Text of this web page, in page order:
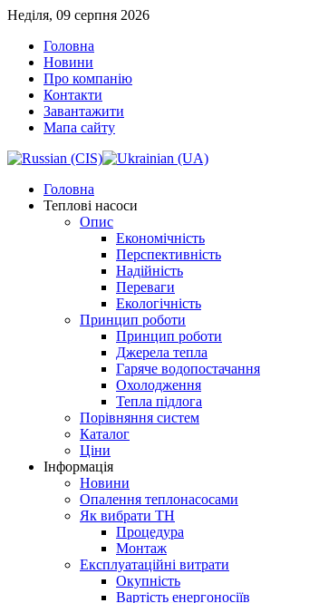
Неділя, 09 серпня 2026
Головна
Новини
Про компанію
Контакти
Завантажити
Мапа сайту
Головна
Теплові насоси
Опис
Економічність
Перспективність
Надійність
Переваги
Екологічність
Принцип роботи
Принцип роботи
Джерела тепла
Гаряче водопостачання
Охолодження
Тепла підлога
Порівняння систем
Каталог
Ціни
Інформація
Новини
Опалення теплонасосами
Як вибрати ТН
Процедура
Монтаж
Експлуатаційні витрати
Окупність
Вартість енергоносіїв